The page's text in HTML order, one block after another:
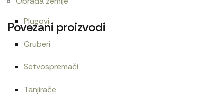
Plugovi
Gruberi
Setvospremači
Tanjirače
Povezani proizvodi
Alnaser iskra imt,zmaj 11.132.166 3,2kW
31.200